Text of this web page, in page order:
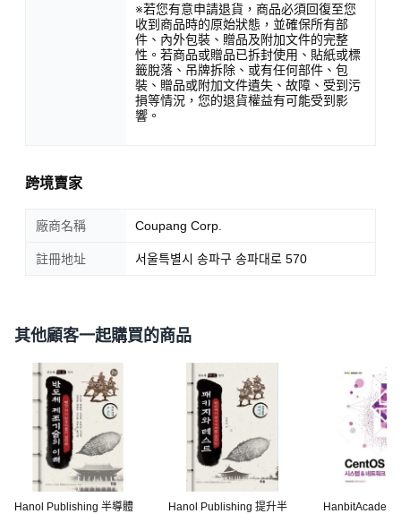
※若您有意申請退貨，商品必須回復至您
收到商品時的原始狀態，並確保所有部
件、內外包裝、贈品及附加文件的完整
性。若商品或贈品已拆封使用、貼紙或標
籤脫落、吊牌拆除、或有任何部件、包
裝、贈品或附加文件遺失、故障、受到污
損等情況，您的退貨權益有可能受到影
響。
跨境賣家
廠商名稱 Coupang Corp.
註冊地址 서울특별시 송파구 송파대로 570
其他顧客一起購買的商品
Hanol Publishing 半導體
Hanol Publishing 提升半